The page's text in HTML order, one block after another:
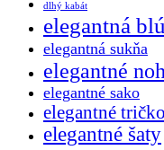
dlhý kabát
elegantná
elegantná sukňa
elegantné
elegantné sako
elegantné tričko
elegantné šaty